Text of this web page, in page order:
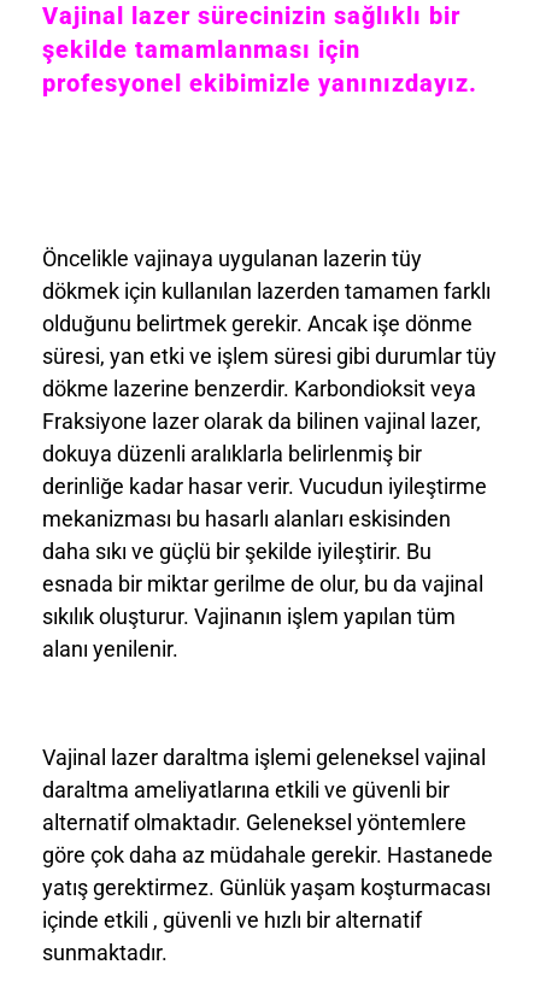
Vajinal lazer sürecinizin sağlıklı bir
şekilde tamamlanması için
profesyonel ekibimizle yanınızdayız.
Öncelikle vajinaya uygulanan lazerin tüy
dökmek için kullanılan lazerden tamamen farklı
olduğunu belirtmek gerekir. Ancak işe dönme
süresi, yan etki ve işlem süresi gibi durumlar tüy
dökme lazerine benzerdir. Karbondioksit veya
Fraksiyone lazer olarak da bilinen vajinal lazer,
dokuya düzenli aralıklarla belirlenmiş bir
derinliğe kadar hasar verir. Vucudun iyileştirme
mekanizması bu hasarlı alanları eskisinden
daha sıkı ve güçlü bir şekilde iyileştirir. Bu
esnada bir miktar gerilme de olur, bu da vajinal
sıkılık oluşturur. Vajinanın işlem yapılan tüm
alanı yenilenir.
Vajinal lazer daraltma işlemi geleneksel vajinal
daraltma ameliyatlarına etkili ve güvenli bir
alternatif olmaktadır. Geleneksel yöntemlere
göre çok daha az müdahale gerekir. Hastanede
yatış gerektirmez. Günlük yaşam koşturmacası
içinde etkili , güvenli ve hızlı bir alternatif
sunmaktadır.